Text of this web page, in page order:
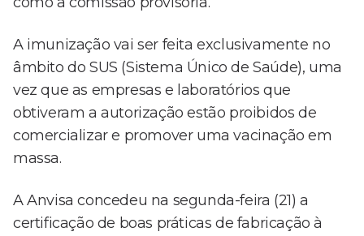
A imunização vai ser feita exclusivamente no
âmbito do SUS (Sistema Único de Saúde), uma
vez que as empresas e laboratórios que
obtiveram a autorização estão proibidos de
comercializar e promover uma vacinação em
massa.
A Anvisa concedeu na segunda-feira (21) a
certificação de boas práticas de fabricação à